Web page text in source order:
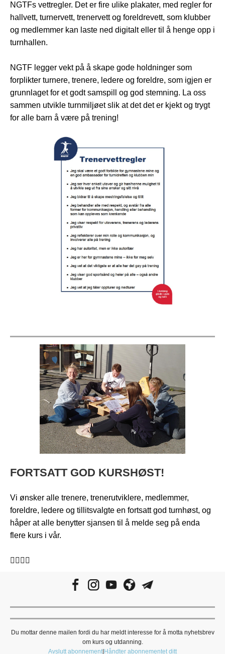
NGTFs vettregler. Det er fire ulike plakater, med regler for
hallvett, turnervett, trenervett og foreldrevett, som klubber
og medlemmer kan laste ned digitalt eller til å henge opp i
turnhallen.
NGTF legger vekt på å skape gode holdninger som
forplikter turnere, trenere, ledere og foreldre, som igjen er
grunnlaget for et godt samspill og god stemning. La oss
sammen utvikle turnmiljøet slik at det det er kjekt og trygt
for alle barn å være på trening!
FORTSATT GOD KURSHØST!
Vi ønsker alle trenere, trenerutviklere, medlemmer,
foreldre, ledere og tillitsvalgte en fortsatt god turnhøst, og
håper at alle benytter sjansen til å melde seg på enda
flere kurs i vår.
🤸‍♀️🤸‍♂️
Du mottar denne mailen fordi du har meldt interesse for å motta nyhetsbrev
om kurs og utdanning.
Avslutt abonnement| Håndter abonnementet ditt